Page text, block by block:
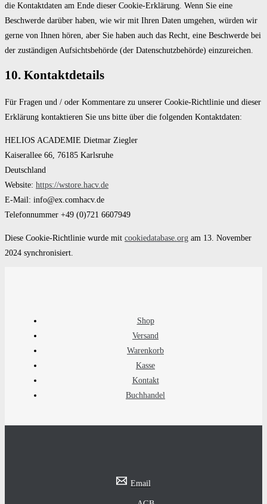
die Kontaktdaten am Ende dieser Cookie-Erklärung. Wenn Sie eine
Beschwerde darüber haben, wie wir mit Ihren Daten umgehen, würden wir
gerne von Ihnen hören, aber Sie haben auch das Recht, eine Beschwerde bei
der zuständigen Aufsichtsbehörde (der Datenschutzbehörde) einzureichen.
10. Kontaktdetails
Für Fragen und / oder Kommentare zu unserer Cookie-Richtlinie und dieser
Erklärung kontaktieren Sie uns bitte über die folgenden Kontaktdaten:
HELIOS ACADEMIE Dietmar Ziegler
Kaiserallee 66, 76185 Karlsruhe
Deutschland
Website: https://wstore.hacv.de
E-Mail: info@ex.comhacv.de
Telefonnummer +49 (0)721 6607949
Diese Cookie-Richtlinie wurde mit cookiedatabase.org am 13. November
2024 synchronisiert.
Shop
Versand
Warenkorb
Kasse
Kontakt
Buchhandel
Email